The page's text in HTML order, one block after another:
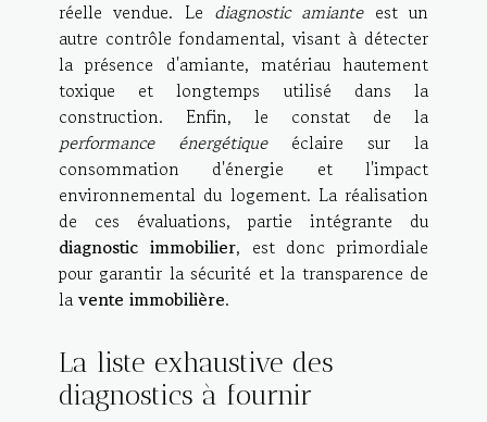
réelle vendue. Le diagnostic amianteest un
autre contrôle fondamental, visant à détecter
la présence d'amiante, matériau hautement
toxique et longtemps utilisé dans la
construction. Enfin, le constat de la
performance énergétiqueéclaire sur la
consommation d'énergie et l'impact
environnemental du logement. La réalisation
de ces évaluations, partie intégrante du
diagnostic immobilier, est donc primordiale
pour garantir la sécurité et la transparence de
lavente immobilière.
La liste exhaustive des
diagnostics à fournir